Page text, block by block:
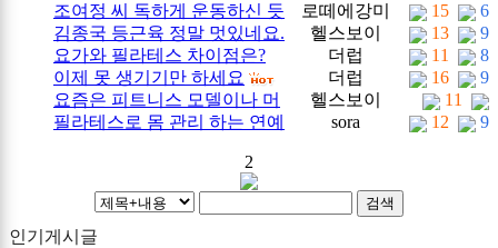
화해
(2)
조여정 씨 독하게 운동하신 듯
ㄷㄷㄷ
(1)
로떼에강미
노
15
6
김종국 등근육 정말 멋있네요.
(1)
헬스보이 13
9
요가와 필라테스 차이점은?
(2)
더럽 11
8
이제 못 생기기만 하세요
(2)
더럽 16
9
요즘은 피트니스 모델이나 머
슬마니아 여성분들이 주목받
헬스보이
11
10
필라테스로 몸 관리 하는 연예
sora 12
9
2
검색
인기게시글